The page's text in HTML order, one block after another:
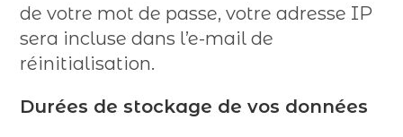
de votre mot de passe, votre adresse IP
sera incluse dans l’e-mail de
réinitialisation.
Durées de stockage de vos données